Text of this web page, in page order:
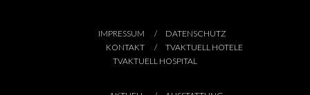
IMPRESSUM
DATENSCHUTZ
KONTAKT
TVAKTUELL HOTELE
TVAKTUELL HOSPITAL